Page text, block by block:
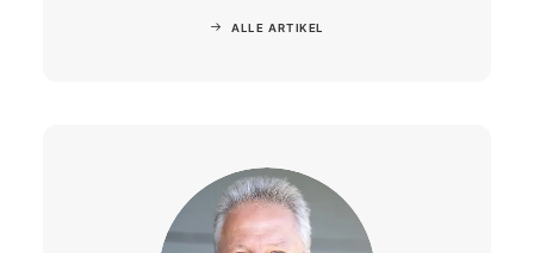
ALLE ARTIKEL